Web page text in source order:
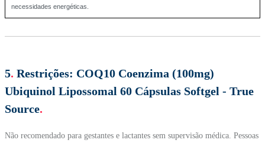
necessidades energéticas.
5. Restrições: COQ10 Coenzima (100mg)
Ubiquinol Lipossomal 60 Cápsulas Softgel - True
Source.
Não recomendado para gestantes e lactantes sem supervisão médica. Pessoas